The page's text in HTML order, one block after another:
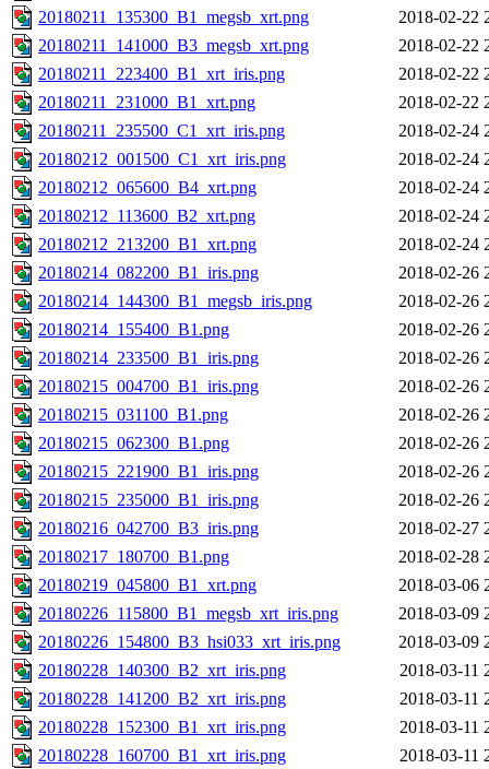
20180211_135300_B1_megsb_xrt.png
2018-02-22
20180211_141000_B3_megsb_xrt.png
2018-02-22
20180211_223400_B1_xrt_iris.png
2018-02-22
20180211_231000_B1_xrt.png
2018-02-22
20180211_235500_C1_xrt_iris.png
2018-02-24
20180212_001500_C1_xrt_iris.png
2018-02-24
20180212_065600_B4_xrt.png
2018-02-24
20180212_113600_B2_xrt.png
2018-02-24
20180212_213200_B1_xrt.png
2018-02-24
20180214_082200_B1_iris.png
2018-02-26
20180214_144300_B1_megsb_iris.png
2018-02-26
20180214_155400_B1.png
2018-02-26
20180214_233500_B1_iris.png
2018-02-26
20180215_004700_B1_iris.png
2018-02-26
20180215_031100_B1.png
2018-02-26
20180215_062300_B1.png
2018-02-26
20180215_221900_B1_iris.png
2018-02-26
20180215_235000_B1_iris.png
2018-02-26
20180216_042700_B3_iris.png
2018-02-27
20180217_180700_B1.png
2018-02-28
20180219_045800_B1_xrt.png
2018-03-06
20180226_115800_B1_megsb_xrt_iris.png
2018-03-09
20180226_154800_B3_hsi033_xrt_iris.png
2018-03-09
20180228_140300_B2_xrt_iris.png
2018-03-11
20180228_141200_B2_xrt_iris.png
2018-03-11
20180228_152300_B1_xrt_iris.png
2018-03-11
20180228_160700_B1_xrt_iris.png
2018-03-11